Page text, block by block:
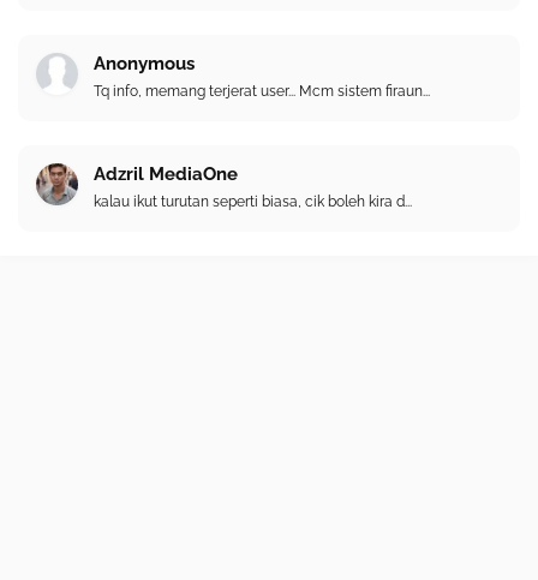
Anonymous
Tq info, memang terjerat user... Mcm sistem firaun...
Adzril MediaOne
kalau ikut turutan seperti biasa, cik boleh kira d...